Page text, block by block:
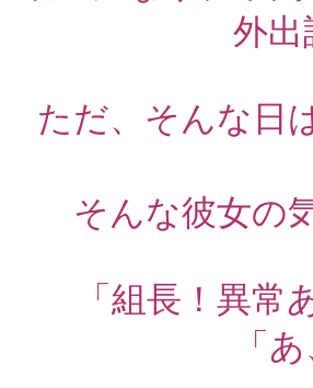
外出
ただ、そんな日
そんな彼女の
「組長！異
「